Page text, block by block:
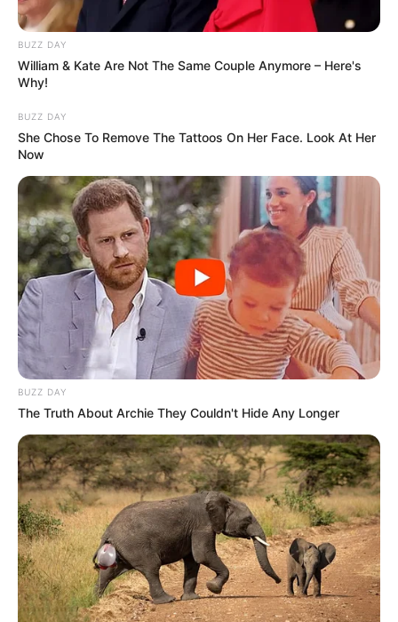
BUZZ DAY
William & Kate Are Not The Same Couple Anymore – Here's
Why!
BUZZ DAY
She Chose To Remove The Tattoos On Her Face. Look At Her
Now
BUZZ DAY
The Truth About Archie They Couldn't Hide Any Longer